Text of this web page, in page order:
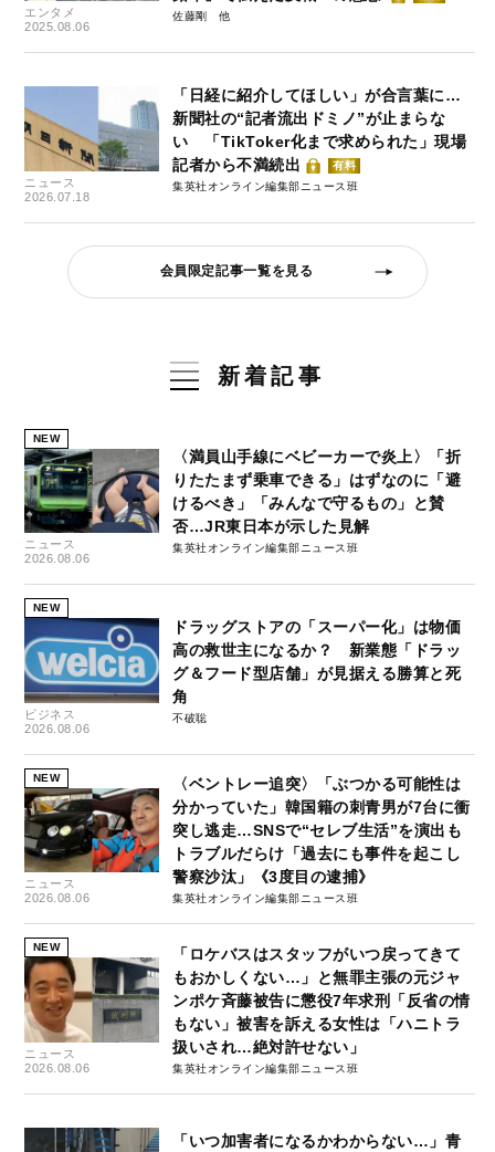
エンタメ
2025.08.06
佐藤剛
ニュース
2026.07.18
「日経に紹介してほしい」が合言葉に…
新聞社の“記者流出ドミノ”が止まらな
い 「TikToker化まで求められた」現場
記者から不満続出
有料
集英社オンライン編集部ニュース班
会員限定記事一覧を見る
新着記事
NEW
ニュース
2026.08.06
〈満員山手線にベビーカーで炎上〉「折
りたたまず乗車できる」はずなのに「避
けるべき」「みんなで守るもの」と賛
否…JR東日本が示した見解
集英社オンライン編集部ニュース班
NEW
ビジネス
2026.08.06
ドラッグストアの「スーパー化」は物価
高の救世主になるか？ 新業態「ドラッ
グ＆フード型店舗」が見据える勝算と死
角
不破聡
NEW
ニュース
2026.08.06
〈ベントレー追突〉「ぶつかる可能性は
分かっていた」韓国籍の刺青男が7台に衝
突し逃走…SNSで“セレブ生活”を演出も
トラブルだらけ「過去にも事件を起こし
警察沙汰」《3度目の逮捕》
集英社オンライン編集部ニュース班
NEW
ニュース
2026.08.06
「ロケバスはスタッフがいつ戻ってきて
もおかしくない…」と無罪主張の元ジャ
ンポケ斉藤被告に懲役7年求刑「反省の情
もない」被害を訴える女性は「ハニトラ
扱いされ…絶対許せない」
集英社オンライン編集部ニュース班
「いつ加害者になるかわからない…」青